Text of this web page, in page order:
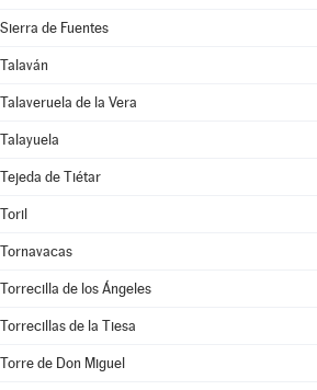
Sierra de Fuentes
Talaván
Talaveruela de la Vera
Talayuela
Tejeda de Tiétar
Toril
Tornavacas
Torrecilla de los Ángeles
Torrecillas de la Tiesa
Torre de Don Miguel